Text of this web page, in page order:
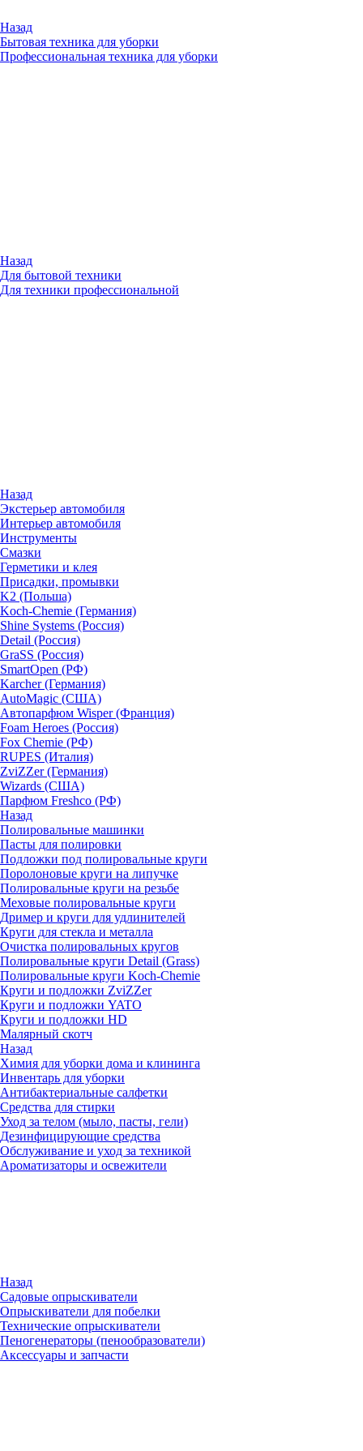
Назад
Бытовая техника для уборки
Профессиональная техника для уборки
Назад
Для бытовой техники
Для техники профессиональной
Назад
Экстерьер автомобиля
Интерьер автомобиля
Инструменты
Смазки
Герметики и клея
Присадки, промывки
K2 (Польша)
Koch-Chemie (Германия)
Shine Systems (Россия)
Detail (Россия)
GraSS (Россия)
SmartOpen (РФ)
Karcher (Германия)
AutoMagic (США)
Автопарфюм Wisper (Франция)
Foam Heroes (Россия)
Fox Chemie (РФ)
RUPES (Италия)
ZviZZer (Германия)
Wizards (США)
Парфюм Freshco (РФ)
Назад
Полировальные машинки
Пасты для полировки
Подложки под полировальные круги
Поролоновые круги на липучке
Полировальные круги на резьбе
Меховые полировальные круги
Дример и круги для удлинителей
Круги для стекла и металла
Очистка полировальных кругов
Полировальные круги Detail (Grass)
Полировальные круги Koch-Chemie
Круги и подложки ZviZZer
Круги и подложки YATO
Круги и подложки HD
Малярный скотч
Назад
Химия для уборки дома и клининга
Инвентарь для уборки
Антибактериальные салфетки
Средства для стирки
Уход за телом (мыло, пасты, гели)
Дезинфицирующие средства
Обслуживание и уход за техникой
Ароматизаторы и освежители
Назад
Садовые опрыскиватели
Опрыскиватели для побелки
Технические опрыскиватели
Пеногенераторы (пенообразователи)
Аксессуары и запчасти